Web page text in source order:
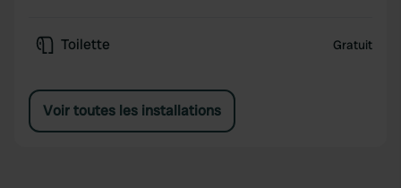
Toilette Gratuit
Voir toutes les installations